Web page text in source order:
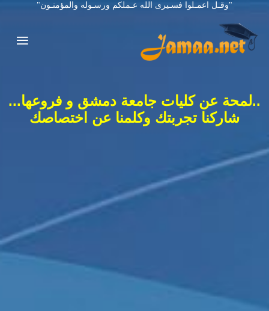
"وقـل اعمـلوا فسـيرى الله عـملكم ورسـوله والمؤمنـون"
..لمحة عن كليات جامعة دمشق و فروعها...
شاركنا تجربتك وكلمنا عن اختصاصك